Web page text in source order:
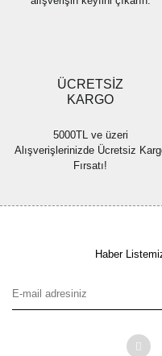
ÜCRETSİZ
KARGO
5000TL ve üzeri
Alışverişlerinizde Ücretsiz
Fırsatı!
Haber